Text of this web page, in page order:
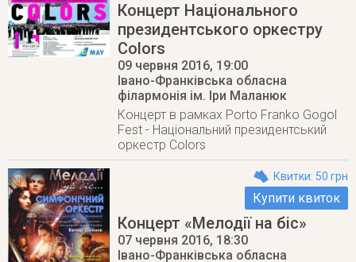
Концерт Національного
президентського оркестру
Colors
09 червня 2016, 19:00
Івано-Франківська обласна
філармонія ім. Іри Маланюк
Концерт в рамках Porto Franko Gogol
Fest - Національний президентський
оркестр Colors
Квитки: 50 грн
Купити квиток
Концерт «Мелодії на біс»
07 червня 2016, 18:30
Івано-Франківська обласна